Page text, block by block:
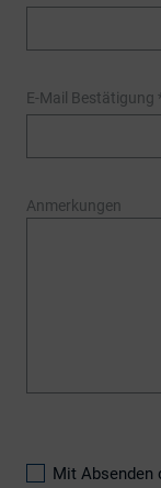
E-Mail Bestätigung
Anmerkungen
Mit Absenden